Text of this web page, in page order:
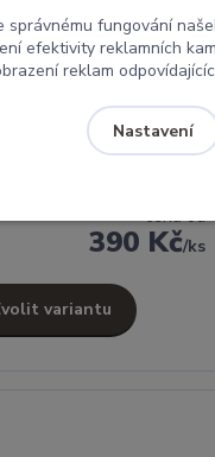
klasická světle
cena od
390 Kč/ks
variantu
správnému fungování
efektivity reklamních
reklam
Nastavení